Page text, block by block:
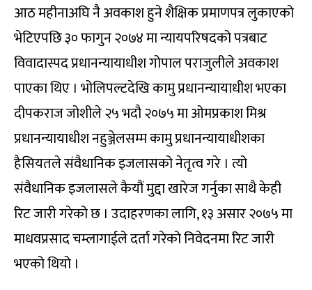
आठ महीनाअघि नै अवकाश हुने शैक्षिक प्रमाणपत्र लुकाएको
भेटिएपछि ३० फागुन २०७४ मा न्यायपरिषदको पत्रबाट
विवादास्पद प्रधानन्यायाधीश गोपाल पराजुलीले अवकाश
पाएका थिए । भोलिपल्टदेखि कामु प्रधानन्यायाधीश भएका
दीपकराज जोशीले २५ भदौ २०७५ मा ओमप्रकाश मिश्र
प्रधानन्यायाधीश नहुञ्जेलसम्म कामु प्रधानन्यायाधीशका
हैसियतले संवैधानिक इजलासको नेतृत्व गरे । त्यो
संवैधानिक इजलासले कैयौं मुद्दा खारेज गर्नुका साथै केही
रिट जारी गरेको छ । उदाहरणका लागि, १३ असार २०७५ मा
माधवप्रसाद चम्लागाईले दर्ता गरेको निवेदनमा रिट जारी
भएको थियो ।